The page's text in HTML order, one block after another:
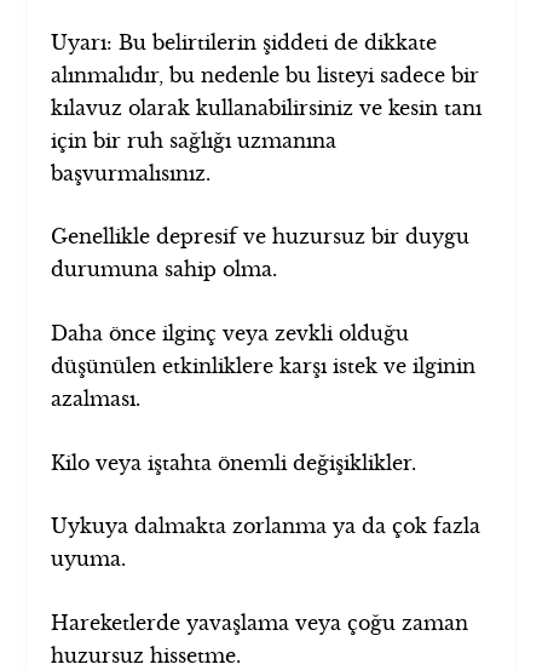
Uyarı: Bu belirtilerin şiddeti de dikkate
alınmalıdır, bu nedenle bu listeyi sadece bir
kılavuz olarak kullanabilirsiniz ve kesin tanı
için bir ruh sağlığı uzmanına
başvurmalısınız.
Genellikle depresif ve huzursuz bir duygu
durumuna sahip olma.
Daha önce ilginç veya zevkli olduğu
düşünülen etkinliklere karşı istek ve ilginin
azalması.
Kilo veya iştahta önemli değişiklikler.
Uykuya dalmakta zorlanma ya da çok fazla
uyuma.
Hareketlerde yavaşlama veya çoğu zaman
huzursuz hissetme.